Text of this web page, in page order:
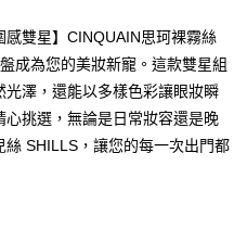
運費
雙星】CINQUAIN思珂裸霧絲
成為您的美妝新寵。這款雙星組
澤，還能以多樣色彩讓眼妝瞬
挑選，無論是日常妝容還是晚
SHILLS，讓您的每一次出門都